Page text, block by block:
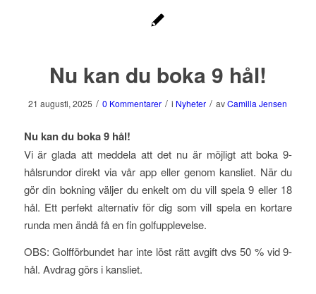
Nu kan du boka 9 hål!
21 augusti, 2025 / 0 Kommentarer / i Nyheter / avCamilla Jensen
Nu kan du boka 9 hål!
Vi är glada att meddela att det nu är möjligt att boka 9-
hålsrundor direkt via vår app eller genom kansliet. När du
gör din bokning väljer du enkelt om du vill spela 9 eller 18
hål. Ett perfekt alternativ för dig som vill spela en kortare
runda men ändå få en fin golfupplevelse.
OBS: Golfförbundet har inte löst rätt avgift dvs 50 % vid 9-
hål. Avdrag görs i kansliet.